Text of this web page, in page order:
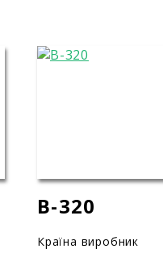
B-320
Країна виробник